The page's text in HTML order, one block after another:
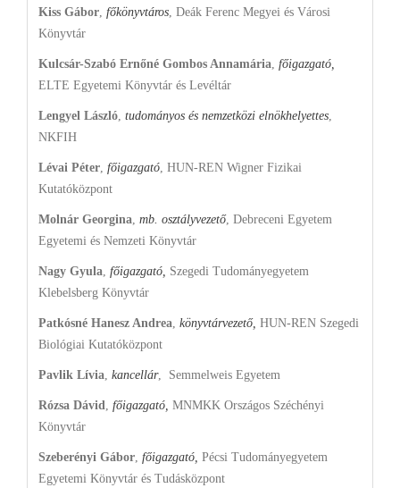
Kiss Gábor, főkönyvtáros, Deák Ferenc Megyei és Városi
Könyvtár
Kulcsár-Szabó Ernőné Gombos Annamária, főigazgató,
ELTE Egyetemi Könyvtár és Levéltár
Lengyel László, tudományos és nemzetközi elnökhelyettes,
NKFIH
Lévai Péter, főigazgató, HUN-REN Wigner Fizikai
Kutatóközpont
Molnár Georgina, mb. osztályvezető, Debreceni Egyetem
Egyetemi és Nemzeti Könyvtár
Nagy Gyula, főigazgató, Szegedi Tudományegyetem
Klebelsberg Könyvtár
Patkósné Hanesz Andrea, könyvtárvezető, HUN-REN Szegedi
Biológiai Kutatóközpont
Pavlik Lívia, kancellár, Semmelweis Egyetem
Rózsa Dávid, főigazgató, MNMKK Országos Széchényi
Könyvtár
Szeberényi Gábor, főigazgató, Pécsi Tudományegyetem
Egyetemi Könyvtár és Tudásközpont